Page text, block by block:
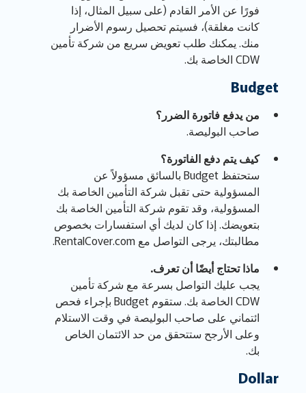
فورًا عن الأمر القادم (على سبيل المثال، إذا
كانت مغلقة)، فسيتم تحصيل رسوم الأضرار
منك. يمكنك طلب تعويض سريع من شركة تأمين
CDW الخاصة بك.
Budget
من يدفع فاتورة الضرر؟
صاحب البوليصة.
كيف يتم دفع الفاتورة؟
ستحتفظ Budget بالسائق مسؤولاً عن
المسؤولية حتى تقبل شركة التأمين الخاصة بك
المسؤولية، وقد تقوم شركة التأمين الخاصة بك
بتعويضك. إذا كان لديك أي استفسارات بخصوص
مطالبتك، يرجى التواصل مع RentalCover.com.
ماذا تحتاج أيضًا أن تعرف.
يجب عليك التواصل بسرعة مع شركة تأمين
CDW الخاصة بك. ستقوم Budget بإجراء فحص
ائتماني على صاحب البوليصة في وقت الاستلام
وعلى الأرجح ستتحقق من حد الائتمان الخاص
بك.
Dollar